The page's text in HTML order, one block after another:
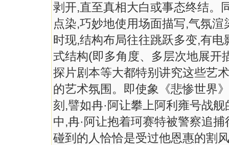
剥开,直至真相大白或事态终结。
点染,巧妙地使用场面描写,气氛
时现,结构布局往往跳跃多变,有
式结构(即多角度、多层次地展开
探片剧本等大都特别讲究这些艺
的艺术氛围。即使象《悲惨世界
刻,譬如冉·阿让攀上阿利雍号战
中,冉·阿让抱着珂赛特被警察追
碰到的人恰恰是受过他恩惠的割